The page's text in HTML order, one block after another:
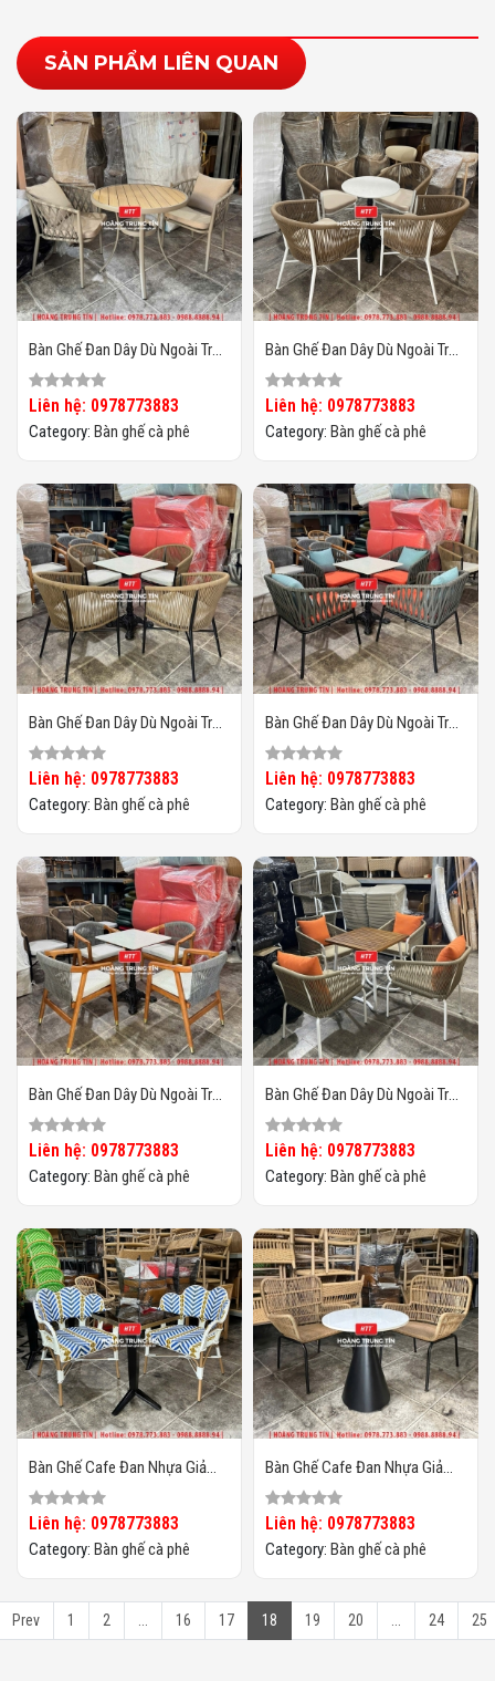
SẢN PHẨM LIÊN QUAN
Bàn Ghế Đan Dây Dù Ngoài Trời
HTT06
Liên hệ: 0978773883
Category: Bàn ghế cà phê
Bàn Ghế Đan Dây Dù Ngoài Trời
HTT05
Liên hệ: 0978773883
Category: Bàn ghế cà phê
Bàn Ghế Đan Dây Dù Ngoài Trời
HTT04
Liên hệ: 0978773883
Category: Bàn ghế cà phê
Bàn Ghế Đan Dây Dù Ngoài Trời
HTT03
Liên hệ: 0978773883
Category: Bàn ghế cà phê
Bàn Ghế Đan Dây Dù Ngoài Trời
HTT02
Liên hệ: 0978773883
Category: Bàn ghế cà phê
Bàn Ghế Đan Dây Dù Ngoài Trời
HTT01
Liên hệ: 0978773883
Category: Bàn ghế cà phê
Bàn Ghế Cafe Đan Nhựa Giả
Mây HTT-066
Liên hệ: 0978773883
Category: Bàn ghế cà phê
Bàn Ghế Cafe Đan Nhựa Giả
Mây HTT-065
Liên hệ: 0978773883
Category: Bàn ghế cà phê
Prev 1 2 16 17 18 19 20 24 25